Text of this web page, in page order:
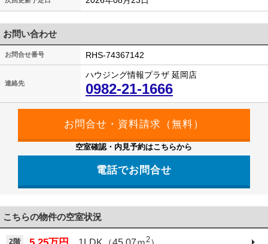
お問い合わせ
お問合せ番号 RHS-74367142
連絡先
ハウジング情報プラザ 延岡店
0982-21-1666
空室確認・内見予約はこちらから
電話でお問合せ
こちらの物件の空室状況
2階 2